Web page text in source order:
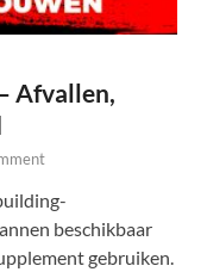
Afvallen,
beschikbaar
gebruiken.